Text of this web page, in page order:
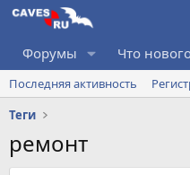
Форумы Что
Последняя активность
Теги
ремонт